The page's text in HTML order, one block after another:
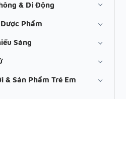
& Di Động
Phẩm
Sáng
& Sản Phẩm Trẻ Em